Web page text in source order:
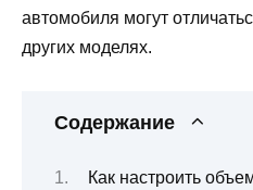
автомобиля могут
других моделях.
Содержание
Как настроить